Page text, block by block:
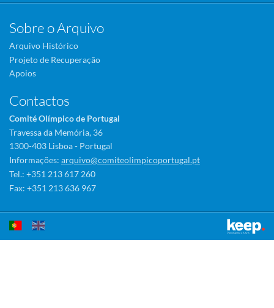
Sobre o Arquivo
Arquivo Histórico
Projeto de Recuperação
Apoios
Contactos
Comité Olímpico de Portugal
Travessa da Memória, 36
1300-403 Lisboa - Portugal
Informações: arquivo@comiteolimpicoportugal.pt
Tel.: +351 213 617 260
Fax: +351 213 636 967